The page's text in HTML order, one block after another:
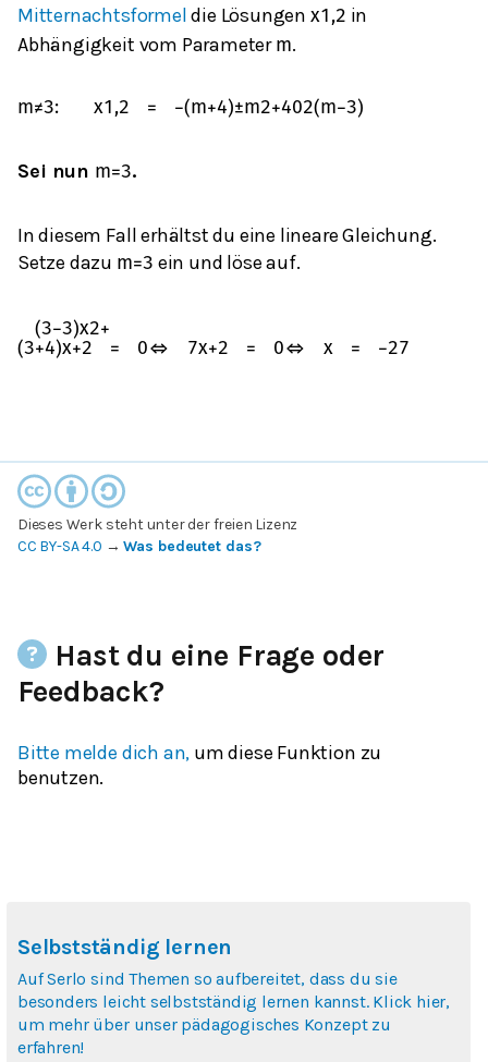
Mitternachtsformeldie Lösungen x1,2 in
Abhängigkeit vom Parameter m.
m≠3: x1,2 = −(m+4)±m2+402(m−3)
Sei nun m=3.
In diesem Fall erhältst du eine lineare Gleichung.
Setze dazu m=3 ein und löse auf.
(3−3)x2+
(3+4)x+2 = 0⇔ 7x+2 = 0⇔ x = −27
Dieses Werk steht unter der freien Lizenz
CC BY-SA 4.0 →Was bedeutet das?
Hast du eine Frage oder
Feedback?
Bitte melde dich an, um diese Funktion zu
benutzen.
Selbstständig lernen
Auf Serlo sind Themen so aufbereitet, dass du sie
besonders leicht selbstständig lernen kannst. Klick hier,
um mehr über unser pädagogisches Konzept zu
erfahren!